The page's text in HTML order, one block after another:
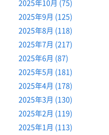
2025年10月 (75)
2025年9月 (125)
2025年8月 (118)
2025年7月 (217)
2025年6月 (87)
2025年5月 (181)
2025年4月 (178)
2025年3月 (130)
2025年2月 (119)
2025年1月 (113)